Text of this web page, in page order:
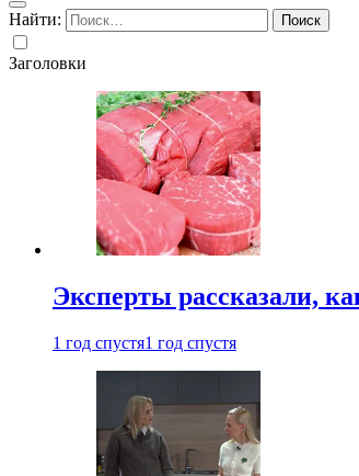
Найти:
Заголовки
Эксперты рассказали,
1 год спустя1 год спустя